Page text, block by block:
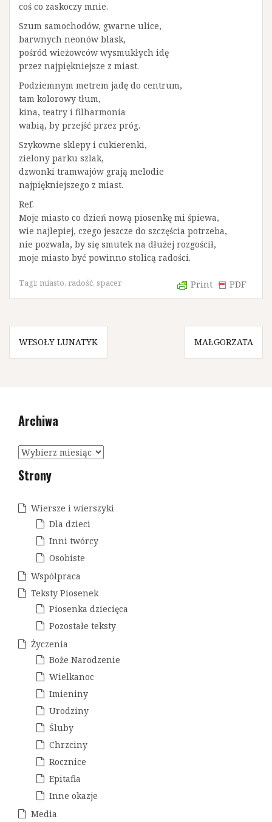
coś co zaskoczy mnie.
Szum samochodów, gwarne ulice,
barwnych neonów blask,
pośród wieżowców wysmukłych idę
przez najpiękniejsze z miast.
Podziemnym metrem jadę do centrum,
tam kolorowy tłum,
kina, teatry i filharmonia
wabią, by przejść przez próg.
Szykowne sklepy i cukierenki,
zielony parku szlak,
dzwonki tramwajów grają melodie
najpiękniejszego z miast.
Ref.
Moje miasto co dzień nową piosenkę mi śpiewa,
wie najlepiej, czego jeszcze do szczęścia potrzeba,
nie pozwala, by się smutek na dłużej rozgościł,
moje miasto być powinno stolicą radości.
Print PDF
Tagi: miasto, radość, spacer
N
w
g
WESOŁY LUNATYK MAŁGORZATA
Archiwa
A
c
i
Strony
Wiersze i wierszyki
Dla dzieci
Inni twórcy
Osobiste
Współpraca
Teksty Piosenek
Piosenka dziecięca
Pozostałe teksty
Życzenia
Boże Narodzenie
Wielkanoc
Imieniny
Urodziny
Śluby
Chrzciny
Rocznice
Epitafia
Inne okazje
Media